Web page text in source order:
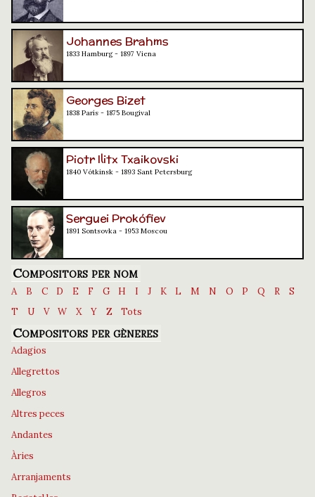
Johannes Brahms
1833 Hamburg - 1897 Viena
Georges Bizet
1838 París - 1875 Bougival
Piotr Ilitx Txaikovski
1840 Vótkinsk - 1893 Sant Petersburg
Serguei Prokófiev
1891 Sontsovka - 1953 Moscou
Compositors per nom
A B C D E F G H I J K L M N O P Q R
S
T
U V W X Y Z Tots
Compositors per gèneres
Adagios
Allegrettos
Allegros
Altres peces
Andantes
Àries
Arranjaments